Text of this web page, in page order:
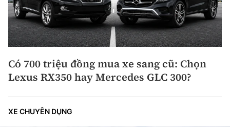
Có 700 triệu đồng mua xe sang cũ: Chọn
Lexus RX350 hay Mercedes GLC 300?
XE CHUYÊN DỤNG